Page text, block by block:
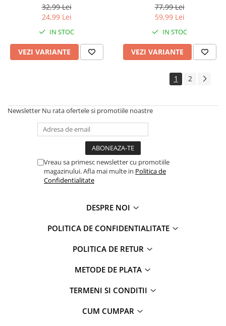
32,99 Lei
24,99 Lei
IN STOC
VEZI VARIANTE
77,99 Lei
59,99 Lei
IN STOC
VEZI VARIANTE
1 2
Newsletter Nu rata ofertele si promotiile noastre
Vreau sa primesc newsletter cu promotiile
magazinului. Afla mai multe in Politica de
Confidentialitate
DESPRE NOI
POLITICA DE CONFIDENTIALITATE
POLITICA DE RETUR
METODE DE PLATA
TERMENI SI CONDITII
CUM CUMPAR